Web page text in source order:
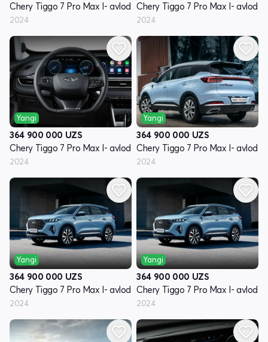
Chery Tiggo 7 Pro Max I- avlod
2024
Chery Tiggo 7 Pro Max I- avlod
2024
Yangi
364 900 000 UZS
Chery Tiggo 7 Pro Max I- avlod
2024
Yangi
364 900 000 UZS
Chery Tiggo 7 Pro Max I- avlod
2024
Yangi
364 900 000 UZS
Chery Tiggo 7 Pro Max I- avlod
2024
Yangi
364 900 000 UZS
Chery Tiggo 7 Pro Max I- avlod
2024